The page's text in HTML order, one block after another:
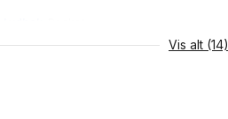
Vis alt (14)